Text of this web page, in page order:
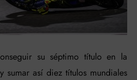
su séptimo título en la
sumar así diez títulos mundiales